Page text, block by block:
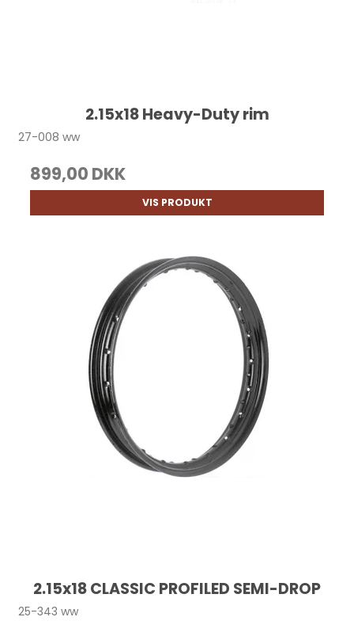
2.15x18 Heavy-Duty rim
27-008 ww
899,00 DKK
VIS PRODUKT
2.15x18 CLASSIC PROFILED SEMI-DROP
25-343 ww